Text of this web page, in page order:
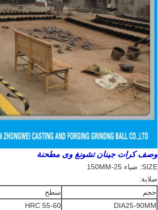
وصف كرات جينان تشونغ وى مطحنة
SIZE: ضياء 25-150MM
صلابة:
حجم
سطح
DIA25-90MM
HRC 55-60